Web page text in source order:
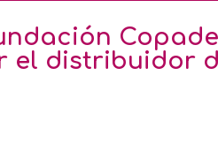
el distribuidor